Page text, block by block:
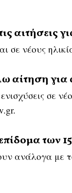
αιτήσεις
σε νέους
αίτηση για
σε
των
ανάλογα με